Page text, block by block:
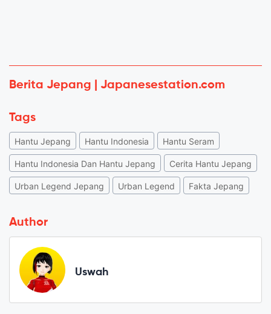
Berita Jepang | Japanesestation.com
Tags
Hantu Jepang Hantu Indonesia Hantu Seram
Hantu Indonesia Dan Hantu Jepang Cerita Hantu Jepang
Urban Legend Jepang Urban Legend Fakta Jepang
Author
Uswah